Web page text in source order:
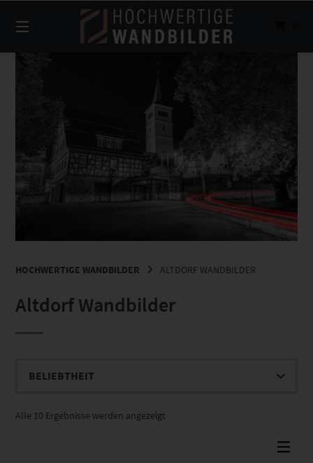
zum
Inhalt
HOCHWERTIGE WANDBILDER ALTDORF WANDBILDER
Altdorf Wandbilder
Alle 10 Ergebnisse werden angezeigt